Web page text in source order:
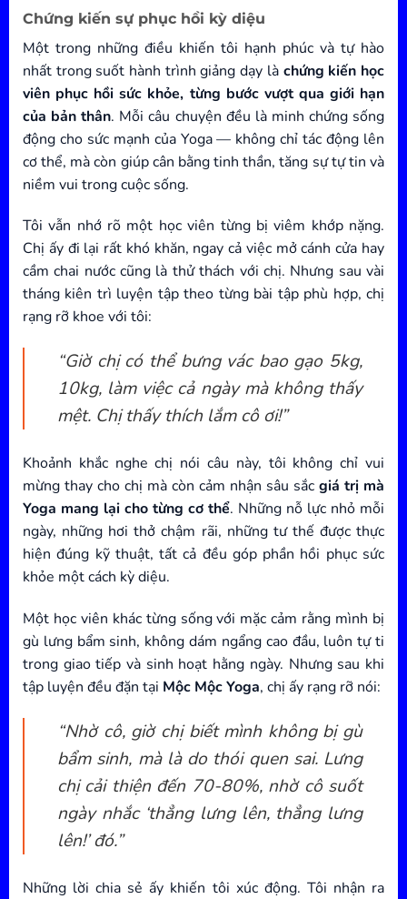
Chứng kiến sự phục hồi kỳ diệu
Một trong những điều khiến tôi hạnh phúc và tự hào
nhất trong suốt hành trình giảng dạy là chứng kiến học
viên phục hồi sức khỏe, từng bước vượt qua giới hạn
của bản thân. Mỗi câu chuyện đều là minh chứng sống
động cho sức mạnh của Yoga — không chỉ tác động lên
cơ thể, mà còn giúp cân bằng tinh thần, tăng sự tự tin và
niềm vui trong cuộc sống.
Tôi vẫn nhớ rõ một học viên từng bị viêm khớp nặng.
Chị ấy đi lại rất khó khăn, ngay cả việc mở cánh cửa hay
cầm chai nước cũng là thử thách với chị. Nhưng sau vài
tháng kiên trì luyện tập theo từng bài tập phù hợp, chị
rạng rỡ khoe với tôi:
“Giờ chị có thể bưng vác bao gạo 5kg,
10kg, làm việc cả ngày mà không thấy
mệt. Chị thấy thích lắm cô ơi!”
Khoảnh khắc nghe chị nói câu này, tôi không chỉ vui
mừng thay cho chị mà còn cảm nhận sâu sắc giá trị mà
Yoga mang lại cho từng cơ thể. Những nỗ lực nhỏ mỗi
ngày, những hơi thở chậm rãi, những tư thế được thực
hiện đúng kỹ thuật, tất cả đều góp phần hồi phục sức
khỏe một cách kỳ diệu.
Một học viên khác từng sống với mặc cảm rằng mình bị
gù lưng bẩm sinh, không dám ngẩng cao đầu, luôn tự ti
trong giao tiếp và sinh hoạt hằng ngày. Nhưng sau khi
tập luyện đều đặn tại Mộc Mộc Yoga, chị ấy rạng rỡ nói:
“Nhờ cô, giờ chị biết mình không bị gù
bẩm sinh, mà là do thói quen sai. Lưng
chị cải thiện đến 70-80%, nhờ cô suốt
ngày nhắc ‘thẳng lưng lên, thẳng lưng
lên!’ đó.”
Những lời chia sẻ ấy khiến tôi xúc động. Tôi nhận ra